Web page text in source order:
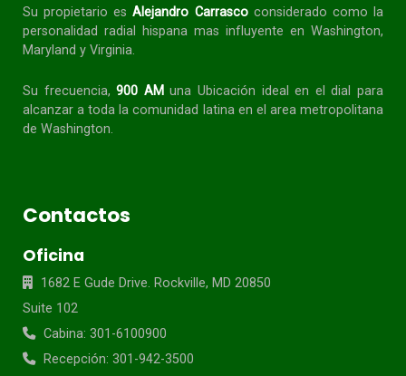
Su propietario esAlejandro Carrascoconsiderado como la
personalidad radial
hispana mas influyente en Washington,
Maryland y Virginia.
Su frecuencia, 900 AM una Ubicación ideal en el dial para
alcanzar a toda lacomunidad latina en el area metropolitana
de Washington.
Contactos
Oficina
1682 E Gude Drive. Rockville, MD 20850
Suite 102
Cabina: 301-6100900
Recepción: 301-942-3500